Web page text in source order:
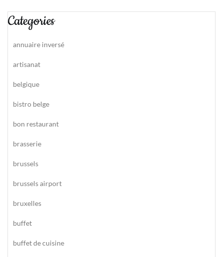
Categories
annuaire inversé
artisanat
belgique
bistro belge
bon restaurant
brasserie
brussels
brussels airport
bruxelles
buffet
buffet de cuisine